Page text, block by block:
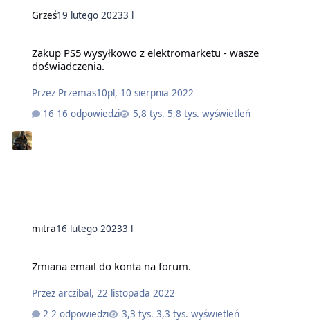
Grześ19 lutego 20233 l
Zakup PS5 wysyłkowo z elektromarketu - wasze
doświadczenia.
Przez Przemas10pl, 10 sierpnia 2022
16 odpowiedzi
5,8 tys. wyświetleń
mitra16 lutego 20233 l
Zmiana email do konta na forum.
Przez arczibal, 22 listopada 2022
2 odpowiedzi
3,3 tys. wyświetleń